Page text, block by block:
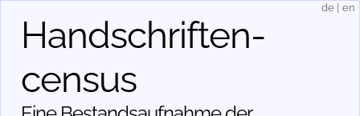
Handschriften­
census
de en